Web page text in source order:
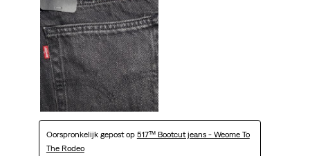
Oorspronkelijk gepost op 517™ Bootcut jeans - Weome To
The Rodeo